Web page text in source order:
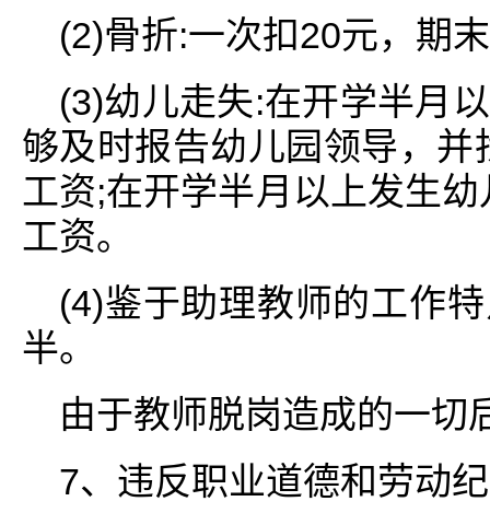
(2)骨折:一次扣20元，期
(3)幼儿走失:在开学半月
够及时报告幼儿园领导，
工资;在开学半月以上发生
工资。
(4)鉴于助理教师的工作
半。
由于教师脱岗造成的一切
7、违反职业道德和劳动